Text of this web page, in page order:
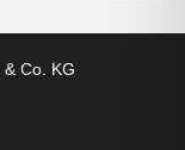
Co. KG